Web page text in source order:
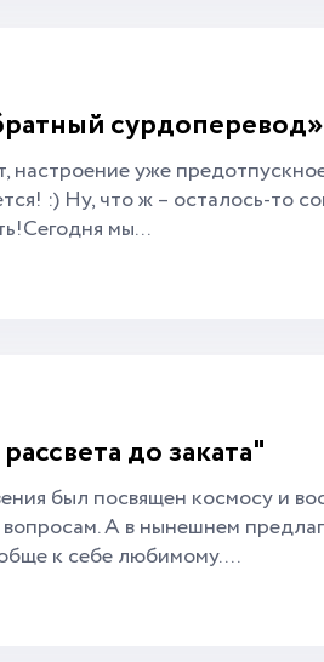
сурдоперевод»
настроение уже
:) Ну, что ж – осталось-то
мы...
до заката"
был посвящен космосу и
А в нынешнем
к себе любимому....